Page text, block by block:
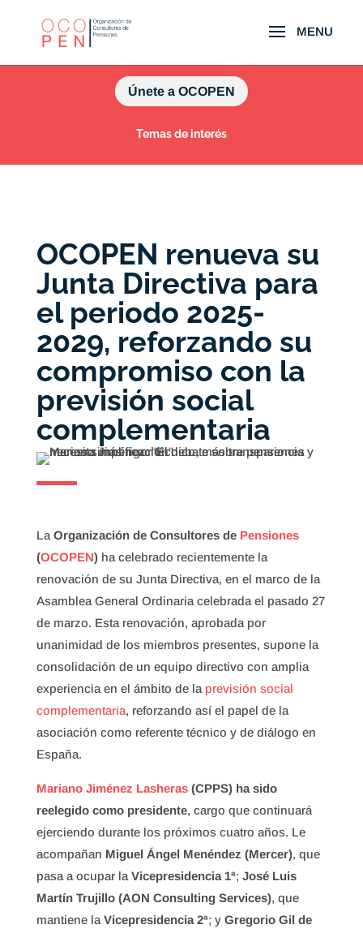
Únete a OCOPEN
Temas de interés
OCOPEN renueva su
Junta Directiva para
el periodo 2025-
2029, reforzando su
compromiso con la
previsión social
complementaria
LaOrganización de Consultores de Pensiones
(OCOPEN)ha celebrado recientemente la
renovación de su Junta Directiva, en el marco de la
Asamblea General Ordinaria celebrada el pasado 27
de marzo. Esta renovación, aprobada por
unanimidad de los miembros presentes, supone la
consolidación de un equipo directivo con amplia
experiencia en el ámbito de la previsión social
complementaria, reforzando así el papel de la
asociación como referente técnico y de diálogo en
España.
Mariano Jiménez Lasheras(CPPS) ha sido
reelegido como presidente, cargo que continuará
ejerciendo durante los próximos cuatro años. Le
acompañan Miguel Ángel Menéndez (Mercer), que
pasa a ocupar la Vicepresidencia 1ª; José Luis
Martín Trujillo (AON Consulting Services), que
mantiene laVicepresidencia 2ª; y Gregorio Gil de